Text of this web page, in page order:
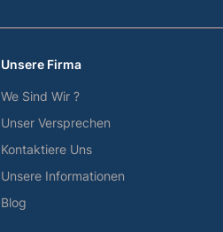
Unsere Firma
We Sind Wir ?
Unser Versprechen
Kontaktiere Uns
Unsere Informationen
Blog